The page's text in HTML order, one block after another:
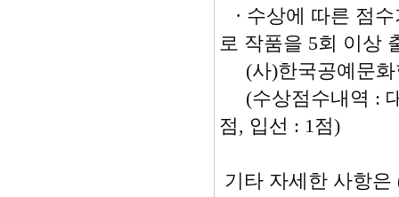
· 수상에 따른 점
로 작품을 5회 이상
(사)한국공예문화
(수상점수내역 :
점, 입선 : 1점)
기타 자세한 사항